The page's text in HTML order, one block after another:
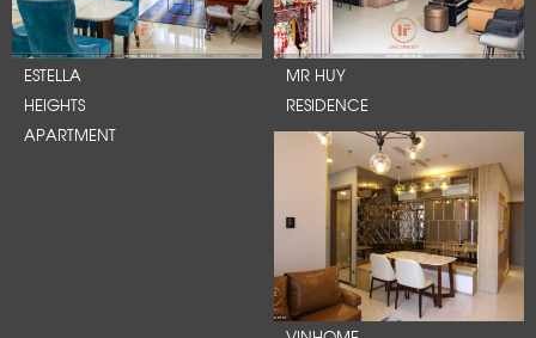
ESTELLA
HEIGHTS
APARTMENT
MR HUY
RESIDENCE